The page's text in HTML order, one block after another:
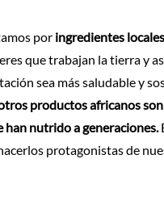
por ingredientes locales
que trabajan la tierra y
sea más saludable y
productos africanos son
nutrido a generaciones.
protagonistas de